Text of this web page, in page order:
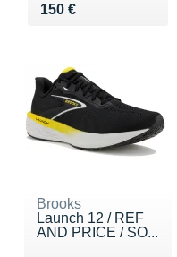
150 €
Vendu 150 €
Brooks
Launch 12 / REF
AND PRICE / SO...